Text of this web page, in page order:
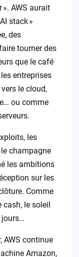
AWS aurait
stack »
des
tourner des
que le café
entreprises
le cloud,
ou comme
les
champagne
les ambitions
sur les
Comme
le soleil
jours…
AWS continue
Amazon,